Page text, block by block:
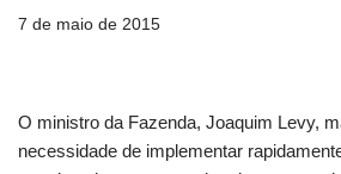
7 de maio de 2015
O ministro da Fazenda, Joaquim Levy,
necessidade de implementar